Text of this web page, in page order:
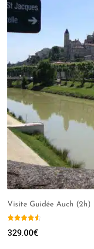
Visite Guidée Auch (2h)
329.00€